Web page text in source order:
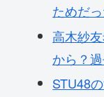
ためだ
高木紗
から？
STU48